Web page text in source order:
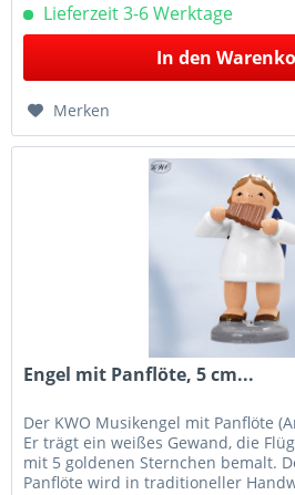
Lieferzeit 3-6 Werktage
In den
Merken
Engel mit Panflöte, 5 cm...
Der KWO Musikengel mit Panflöte
Er trägt ein weißes Gewand, die
mit 5 goldenen Sternchen bemalt.
Panflöte wird in traditioneller